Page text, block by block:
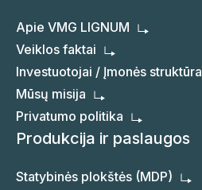
Apie VMG LIGNUM
Veiklos faktai
Investuotojai / Įmonės struktūra
Mūsų misija
Privatumo politika
Produkcija ir paslaugos
Statybinės plokštės (MDP)